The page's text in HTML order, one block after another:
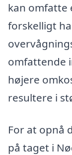
kan omfatte
forskelligt
omfattende
højere
resultere i
For at opnå
på taget i